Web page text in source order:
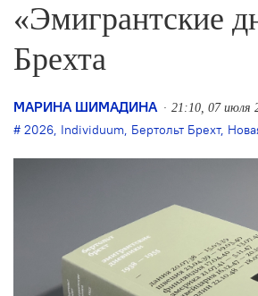
«Эмигрантские
Брехта
МАРИНА ШИМАДИНА 21:10, 07 июля
2026, Individuum, Бертольт Брехт,